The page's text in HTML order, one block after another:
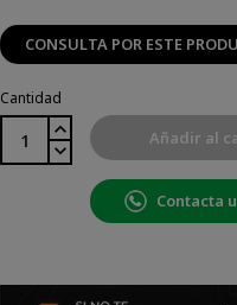
CONSULTA POR ESTE
Cantidad
Añadir al
Contacta